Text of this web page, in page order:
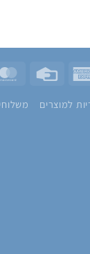
American
Credit
למוצרים